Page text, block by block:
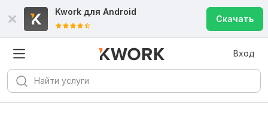
Kwork для Android
Скачать
Вход